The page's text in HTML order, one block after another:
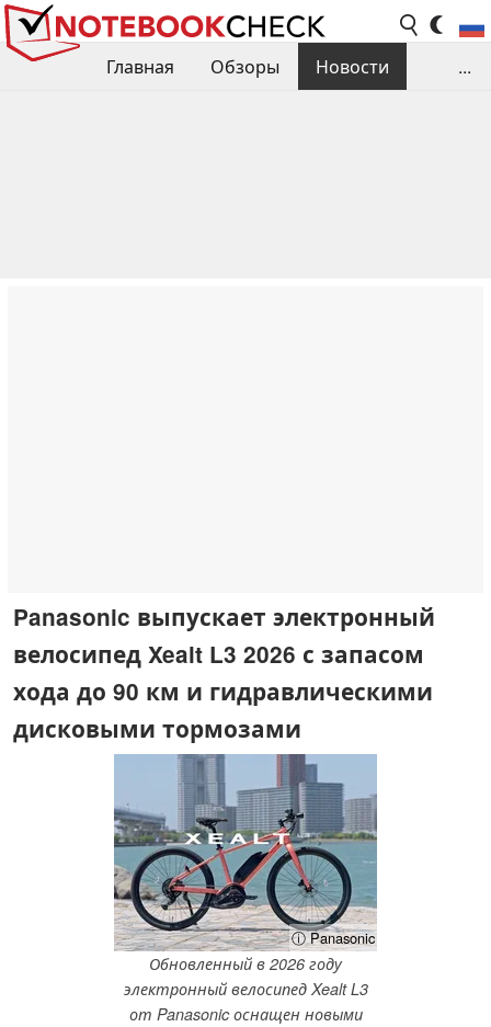
Главная Обзоры
Новости
...
Panasonic выпускает электронный
велосипед Xealt L3 2026 с запасом
хода до 90 км и гидравлическими
дисковыми тормозами
ⓘ Panasonic
Обновленный в 2026 году
электронный велосипед Xealt L3
от Panasonic оснащен новыми